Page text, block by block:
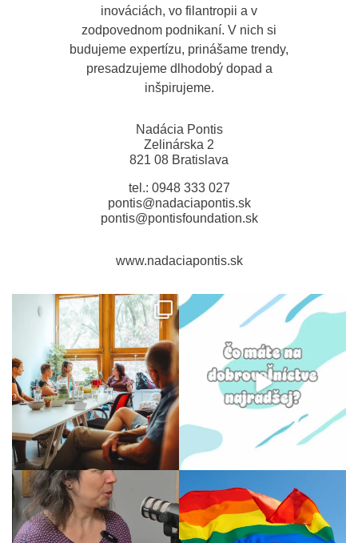
inováciách, vo filantropii a v
zodpovednom podnikaní. V nich si
budujeme expertízu, prinášame trendy,
presadzujeme dlhodobý dopad a
inšpirujeme.
Nadácia Pontis
Zelinárska 2
821 08 Bratislava
tel.: 0948 333 027
pontis@nadaciapontis.sk
pontis@pontisfoundation.sk
www.nadaciapontis.sk